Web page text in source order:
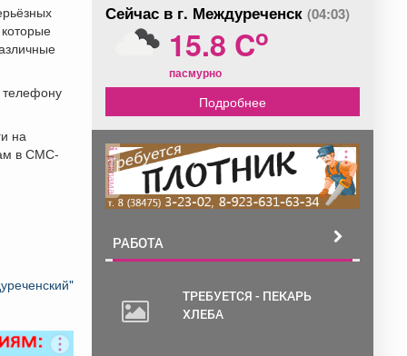
на
в СМС-
Сейчас в г. Междуреченск (04:03)
15.8 Co
пасмурно
Подробнее
реклама
РАБОТА
ТРЕБУЕТСЯ - ПЕКАРЬ
ХЛЕБА